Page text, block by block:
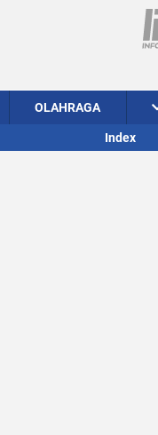
OLAHRAGA
Index